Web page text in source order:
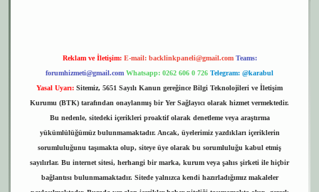
Reklam ve İletişim: E-mail: backlinkpaneli@gmail.com Teams:
forumhizmeti@gmail.com Whatsapp: 0262 606 0 726 Telegram: @karabul
Yasal Uyarı: Sitemiz, 5651 Sayılı Kanun gereğince Bilgi Teknolojileri ve İletişim
Kurumu (BTK) tarafından onaylanmış bir Yer Sağlayıcı olarak hizmet vermektedir.
Bu nedenle, sitedeki içerikleri proaktif olarak denetleme veya araştırma
yükümlülüğümüz bulunmamaktadır. Ancak, üyelerimiz yazdıkları içeriklerin
sorumluluğunu taşımakta olup, siteye üye olarak bu sorumluluğu kabul etmiş
sayılırlar. Bu internet sitesi, herhangi bir marka, kurum veya şahıs şirketi ile hiçbir
bağlantısı bulunmamaktadır. Sitede yalnızca kendi hazırladığımız makaleler